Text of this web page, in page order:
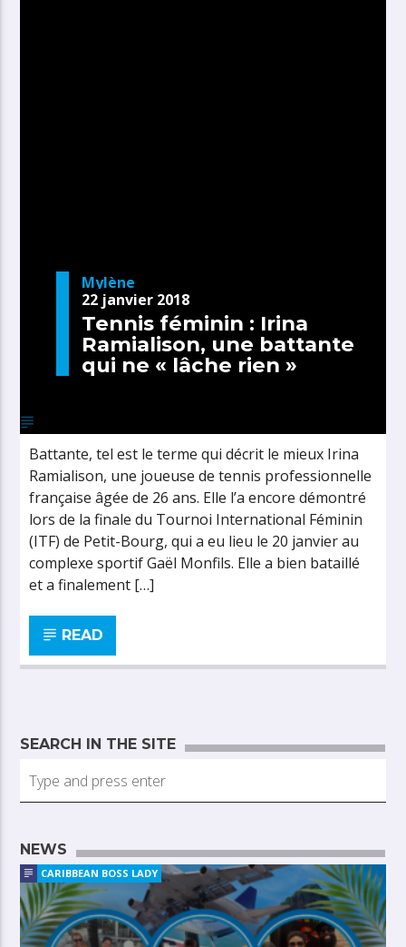
Mylène
22 janvier 2018
Tennis féminin : Irina
Ramialison, une battante
qui ne « lâche rien »
Battante, tel est le terme qui décrit le mieux Irina
Ramialison, une joueuse de tennis professionnelle
française âgée de 26 ans. Elle l’a encore démontré
lors de la finale du Tournoi International Féminin
(ITF) de Petit-Bourg, qui a eu lieu le 20 janvier au
complexe sportif Gaël Monfils. Elle a bien bataillé
et a finalement […]
READ
SEARCH IN THE SITE
NEWS
CARIBBEAN BOSS LADY